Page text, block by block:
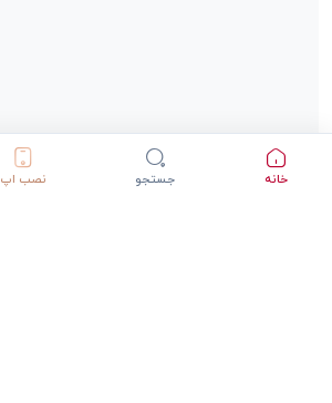
خانه جستجو نصب اپ